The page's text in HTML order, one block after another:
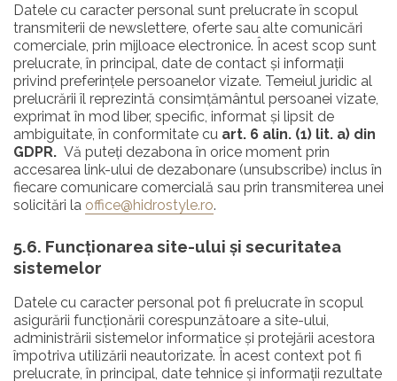
Datele cu caracter personal sunt prelucrate în scopul
transmiterii de newslettere, oferte sau alte comunicări
comerciale, prin mijloace electronice. În acest scop sunt
prelucrate, în principal, date de contact și informații
privind preferințele persoanelor vizate. Temeiul juridic al
prelucrării îl reprezintă consimțământul persoanei vizate,
exprimat în mod liber, specific, informat și lipsit de
ambiguitate, în conformitate cu art. 6 alin. (1) lit. a) din
GDPR. Vă puteți dezabona în orice moment prin
accesarea link-ului de dezabonare (unsubscribe) inclus în
fiecare comunicare comercială sau prin transmiterea unei
solicitări la office@hidrostyle.ro.
5.6. Funcționarea site-ului și securitatea
sistemelor
Datele cu caracter personal pot fi prelucrate în scopul
asigurării funcționării corespunzătoare a site-ului,
administrării sistemelor informatice și protejării acestora
împotriva utilizării neautorizate. În acest context pot fi
prelucrate, în principal, date tehnice și informații rezultate